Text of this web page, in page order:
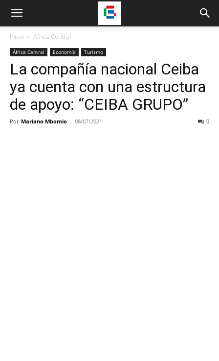
Inicio África Central
África Central Economía Turismo
La compañía nacional Ceiba
ya cuenta con una estructura
de apoyo: “CEIBA GRUPO”
Por Mariano Mbomio - 08/07/2021 0